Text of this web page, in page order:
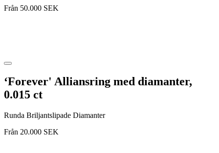
Från 50.000 SEK
‘Forever' Alliansring med diamanter,
0.015 ct
Runda Briljantslipade Diamanter
Från 20.000 SEK